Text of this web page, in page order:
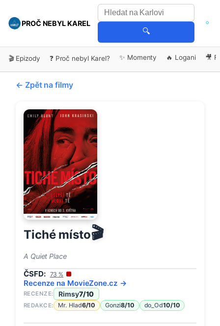
PROČ NEBYL KAREL
🔍
🎬 Epizody ❓ Proč nebyl Karel? ✨ Momenty 🔥 Logani 🎥
← Zpět na filmy
Tiché místo🎬
A Quiet Place
ČSFD: 73 %
Recenze na MovieZone.cz →
RECENZE: Rimsy7/10
REDAKCE: Mr. Hlad6/10 Gonzi8/10 do_Od10/10